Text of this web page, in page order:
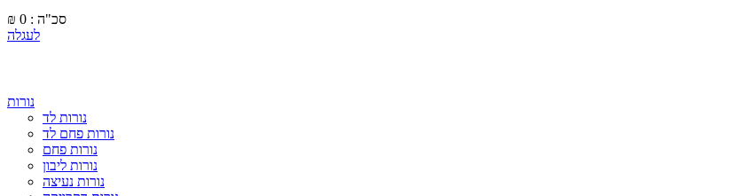
₪
סכ"ה : 0
לעגלה
נורות
נורות לד
נורות פחם לד
נורות פחם
נורות ליבון
נורות נעיצה